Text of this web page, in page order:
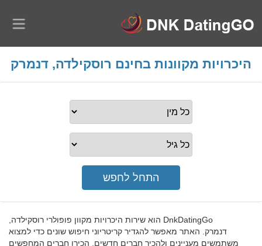
היכרויות מקוונות בחינם רוסקילדה, דנמרק
DnkDatingGo הוא שירות היכרויות מקוון פופולרי רוסקילדה,
דנמרק. האתר מאפשר להגדיר קריטריוני חיפוש שונים כדי למצוא
משתמשים מעניינים ולהכיר חברים חדשים. הכירו חברים המחפשים